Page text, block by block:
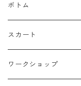
ネックレス
silver925
ブレスレット
マフラー
ストラップ
くつ下
トレーナー
カットソー
ブラウス
トップス
ボトム
パンツ
デニムパンツ
スカート
ロング丈
ワークショップ